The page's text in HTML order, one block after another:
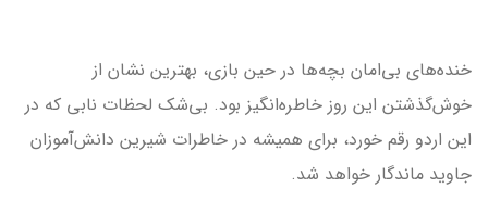
خنده‌های بی‌امان بچه‌ها در حین بازی، بهترین نشان از
خوش‌گذشتن این روز خاطره‌انگیز بود. بی‌شک لحظات نابی که در
این اردو رقم خورد، برای همیشه در خاطرات شیرین دانش‌آموزان
جاوید ماندگار خواهد شد.